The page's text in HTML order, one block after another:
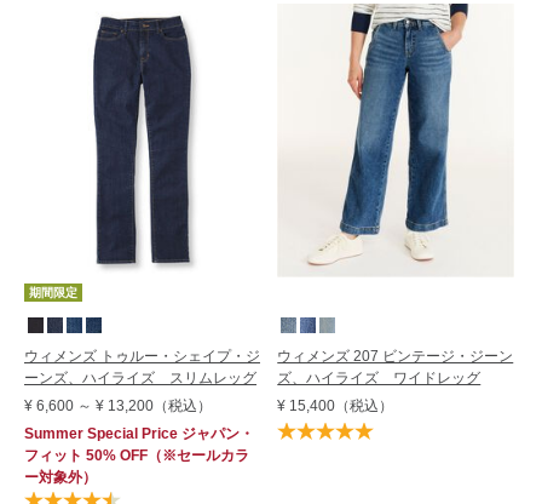
期間限定
ウィメンズ トゥルー・シェイプ・ジ
ーンズ、ハイライズ スリムレッグ
¥ 6,600 ～ ¥ 13,200 （税込）
Summer Special Price ジャパン・
フィット 50% OFF （※セールカラ
ー対象外）
ウィメンズ 207 ビンテージ・ジーン
ズ、ハイライズ ワイドレッグ
¥ 15,400 （税込）